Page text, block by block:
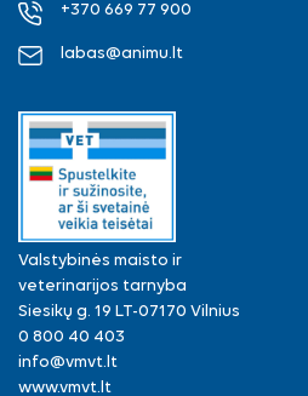
+370 669 77 900
labas@animu.lt
Valstybinės maisto ir
veterinarijos tarnyba
Siesikų g. 19 LT-07170 Vilnius
0 800 40 403
info@vmvt.lt
www.vmvt.lt